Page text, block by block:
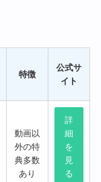
特徴
公式サ
イト
動画以
外の特
典多数
あり
詳
細
を
見
る